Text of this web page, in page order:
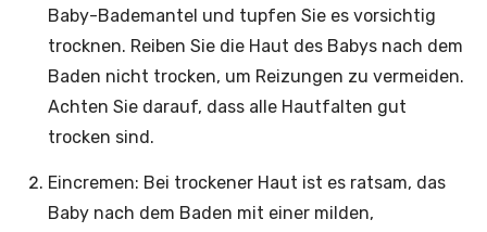
Baby-Bademantel und tupfen Sie es vorsichtig
trocknen. Reiben Sie die Haut des Babys nach dem
Baden nicht trocken, um Reizungen zu vermeiden.
Achten Sie darauf, dass alle Hautfalten gut
trocken sind.
Eincremen: Bei trockener Haut ist es ratsam, das
Baby nach dem Baden mit einer milden,